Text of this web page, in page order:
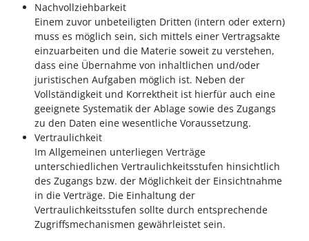
Nachvollziehbarkeit
Einem zuvor unbeteiligten Dritten (intern oder extern)
muss es möglich sein, sich mittels einer Vertragsakte
einzuarbeiten und die Materie soweit zu verstehen,
dass eine Übernahme von inhaltlichen und/oder
juristischen Aufgaben möglich ist. Neben der
Vollständigkeit und Korrektheit ist hierfür auch eine
geeignete Systematik der Ablage sowie des Zugangs
zu den Daten eine wesentliche Voraussetzung.
Vertraulichkeit
Im Allgemeinen unterliegen Verträge
unterschiedlichen Vertraulichkeitsstufen hinsichtlich
des Zugangs bzw. der Möglichkeit der Einsichtnahme
in die Verträge. Die Einhaltung der
Vertraulichkeitsstufen sollte durch entsprechende
Zugriffsmechanismen gewährleistet sein.